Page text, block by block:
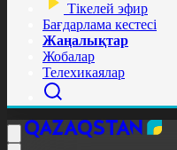
Тікелей эфир
Бағдарлама кестесі
Жаңалықтар
Жобалар
Телехикаялар